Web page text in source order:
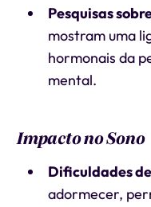
Pesquisas
mostram uma
hormonais da
mental.
Impacto no Sono
Dificuldades
adormecer,